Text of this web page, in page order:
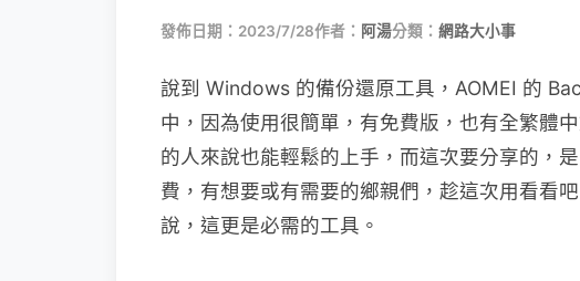
發佈日期：2023/7/28作者： 阿湯分類： 網路大小事
說到 Windows 的備份還原工具，AOMEI 的
中，因為使用很簡單，有免費版，也有全繁體
的人來說也能輕鬆的上手，而這次要分享的，
費，有想要或有需要的鄉親們，趁這次用看看
說，這更是必需的工具。